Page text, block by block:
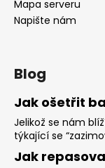
Mapa serveru
Napište nám
Blog
Jak ošetřit
Jelikož se nám
týkající se
Jak